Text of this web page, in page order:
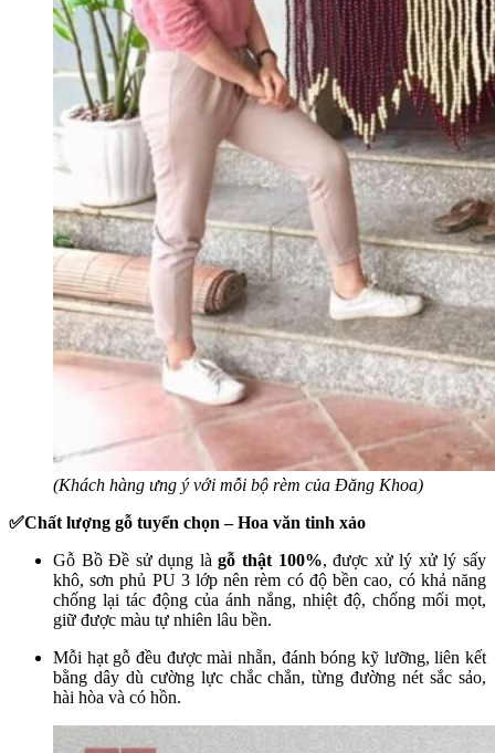
(Khách hàng ưng ý với mỗi bộ rèm của Đăng Khoa)
✅Chất lượng gỗ tuyển chọn – Hoa văn tinh xảo
Gỗ Bồ Đề sử dụng làgỗ thật 100%, được xử lý xử lý sấy
khô, sơn phủ PU 3 lớp nên rèm có độ bền cao, có khả năng
chống lại tác động của ánh nắng, nhiệt độ, chống mối mọt,
giữ được màu tự nhiên lâu bền.
Mỗi hạt gỗ đều được mài nhẵn, đánh bóng kỹ lưỡng, liên kết
bằng dây dù cường lực chắc chắn, từng đường nét sắc sảo,
hài hòa và có hồn.